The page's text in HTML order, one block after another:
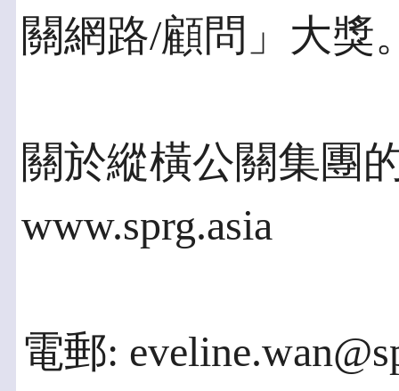
關網路/顧問」大獎
關於縱橫公關集團
www.sprg.asia
電郵: